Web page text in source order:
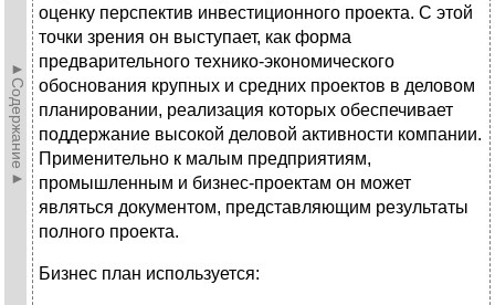
►Содержание►
оценку перспектив инвестиционного проекта. С этой
точки зрения он выступает, как форма
предварительного технико-экономического
обоснования крупных и средних проектов в деловом
планировании, реализация которых обеспечивает
поддержание высокой деловой активности компании.
Применительно к малым предприятиям,
промышленным и бизнес-проектам он может
являться документом, представляющим результаты
полного проекта.
Бизнес план используется: